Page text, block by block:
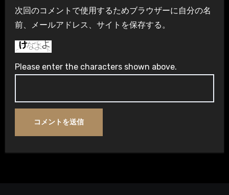
次回のコメントで使用するためブラウザーに自分の名
前、メールアドレス、サイトを保存する。
Please enter the characters shown above.